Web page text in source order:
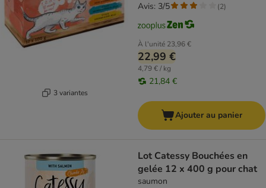
3 variantes
À l'unité 23,96 €
22,99 €
4,79 € / kg
21,84 €
Avis: 3/5 (2)
Ajouter au panier
Lot Catessy Bouchées en
gelée 12 x 400 g pour chat
saumon